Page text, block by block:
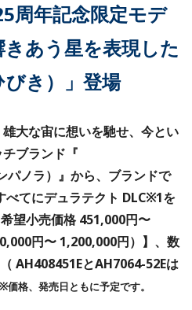
周年記念限定モデ
あう星を表現した
びき）」登場
大な宙に想いを馳せ、今とい
ブランド『
パノラ）』から、ブランドで
べてにデュラテクト DLC※1を
望⼩売価格 451,000円〜
円〜 1,200,000円）】、数
AH408451EとAH7064-52Eは
※価格、発売⽇ともに予定です。